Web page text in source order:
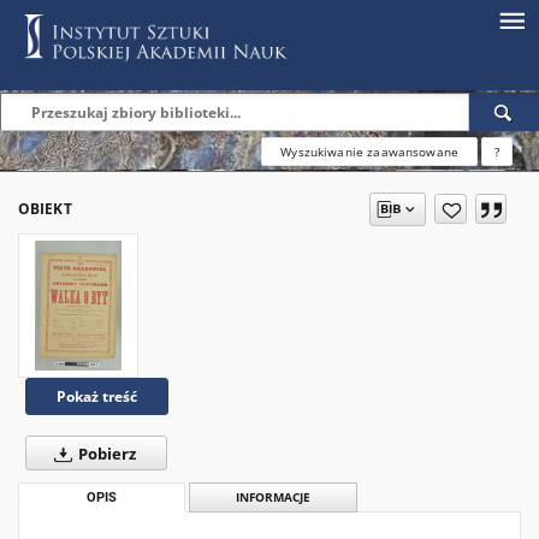
Wyszukiwanie zaawansowane ?
OBIEKT
Pokaż treść
Pobierz
OPIS INFORMACJE